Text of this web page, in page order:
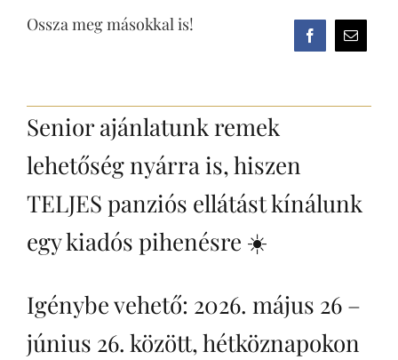
Ossza meg másokkal is!
Senior ajánlatunk remek
lehetőség nyárra is, hiszen
TELJES panziós ellátást kínálunk
egy kiadós pihenésre ☀️
Igénybe vehető: 2026. május 26 –
június 26. között, hétköznapokon